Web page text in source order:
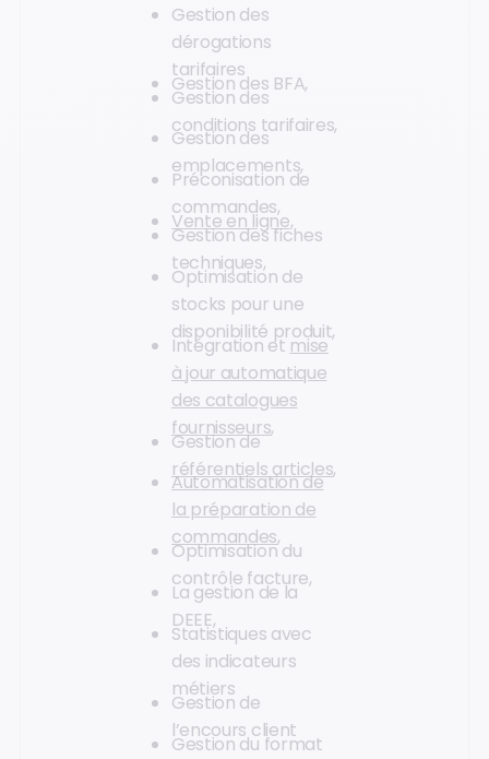
Gestion des
dérogations
tarifaires
Gestion des BFA,
Gestion des
conditions tarifaires,
Gestion des
emplacements,
Préconisation de
commandes,
Vente en ligne,
Gestion des fiches
techniques,
Optimisation de
stocks pour une
disponibilité produit,
Intégration etmise
à jour automatique
des catalogues
fournisseurs,
Gestion de
référentiels articles,
Automatisation de
la préparation de
commandes,
Optimisation du
contrôle facture,
La gestion de la
DEEE,
Statistiques avec
des indicateurs
métiers
Gestion de
l’encours client
Gestion du format